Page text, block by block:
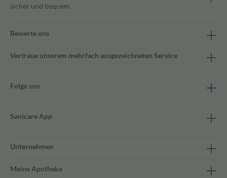
sicher und bequem
Bewerte uns
Vertraue unserem mehrfach ausgezeichneten Service
Folge uns
Sanicare App
Unternehmen
Meine Apotheke